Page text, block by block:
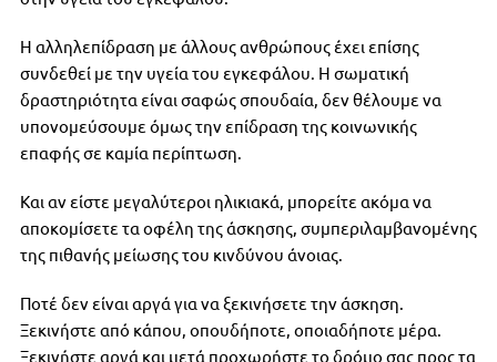
Η αλληλεπίδραση με άλλους ανθρώπους έχει επίσης
συνδεθεί με την υγεία του εγκεφάλου. Η σωματική
δραστηριότητα είναι σαφώς σπουδαία, δεν θέλουμε να
υπονομεύσουμε όμως την επίδραση της κοινωνικής
επαφής σε καμία περίπτωση.
Και αν είστε μεγαλύτεροι ηλικιακά, μπορείτε ακόμα να
αποκομίσετε τα οφέλη της άσκησης, συμπεριλαμβανομένης
της πιθανής μείωσης του κινδύνου άνοιας.
Ποτέ δεν είναι αργά για να ξεκινήσετε την άσκηση.
Ξεκινήστε από κάπου, οπουδήποτε, οποιαδήποτε μέρα.
Ξεκινήστε αργά και μετά προχωρήστε το δρόμο σας προς τα